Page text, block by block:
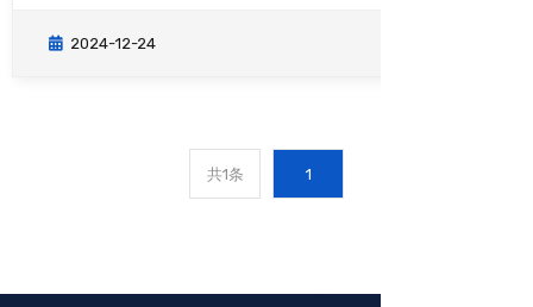
2024-12-24
共1条 1